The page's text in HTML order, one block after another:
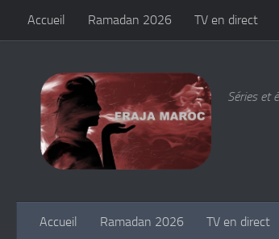
Skip to content
Accueil Ramadan 2026 TV en direct
Séries et
Accueil Ramadan 2026 TV en direct